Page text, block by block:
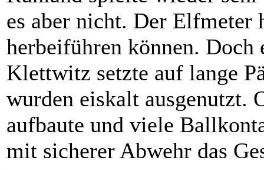
es aber nicht. Der Elfmeter
herbeiführen können.
Klettwitz setzte auf lange
wurden eiskalt ausgenutzt.
aufbaute und viele
mit sicherer Abwehr das